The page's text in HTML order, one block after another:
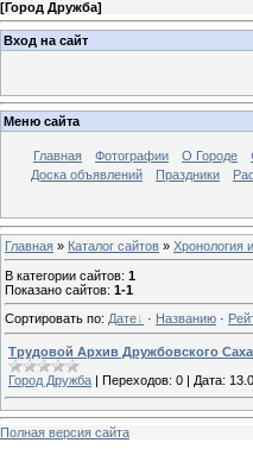
[Город Дружба]
Вход на сайт
Меню сайта
Главная Фотографии О Городе
Доска объявлений
Праздники
Главная » Каталог сайтов » Хронология
В категории сайтов: 1
Показано сайтов: 1-1
Сортировать по: Дате · Названию ·
Трудовой Архив Дружбовского
Город Дружба | Переходов: 0 | Дата:
Полная версия сайта